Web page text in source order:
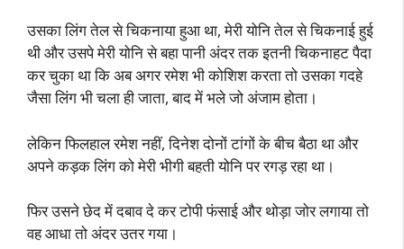
उसका लिंग तेल से चिकनाया हुआ था, मेरी योनि तेल से चिकनाई हुई
थी और उसपे मेरी योनि से बहा पानी अंदर तक इतनी चिकनाहट पैदा
कर चुका था कि अब अगर रमेश भी कोशिश करता तो उसका गदहे
जैसा लिंग भी चला ही जाता, बाद में भले जो अंजाम होता।
लेकिन फिलहाल रमेश नहीं, दिनेश दोनों टांगों के बीच बैठा था और
अपने कड़क लिंग को मेरी भीगी बहती योनि पर रगड़ रहा था।
फिर उसने छेद में दबाव दे कर टोपी फंसाई और थोड़ा जोर लगाया तो
वह आधा तो अंदर उतर गया।